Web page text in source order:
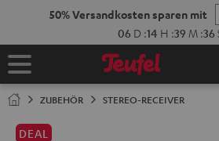
Startseite
ZUBEHÖR STEREO-RECEIVER
DEAL